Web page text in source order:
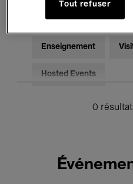
Pour tous Kids’
Enseignement
Hosted Events
0
Tout refuser